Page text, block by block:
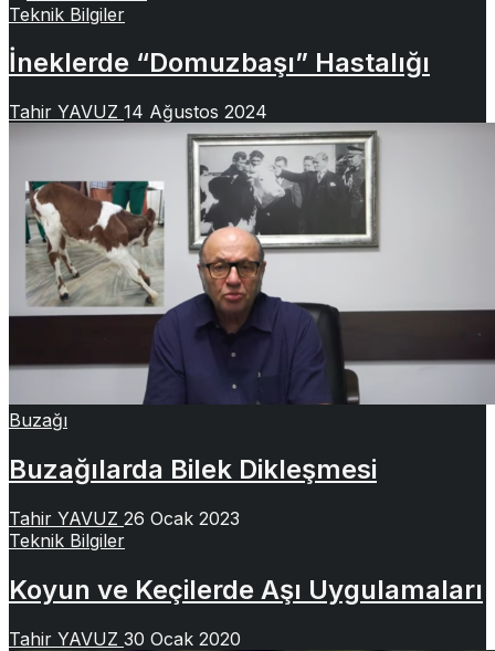
Teknik Bilgiler
İneklerde “Domuzbaşı” Hastalığı
Tahir YAVUZ 14 Ağustos 2024
Buzağı
Buzağılarda Bilek Dikleşmesi
Tahir YAVUZ 26 Ocak 2023
Teknik Bilgiler
Koyun ve Keçilerde Aşı Uygulamaları
Tahir YAVUZ 30 Ocak 2020